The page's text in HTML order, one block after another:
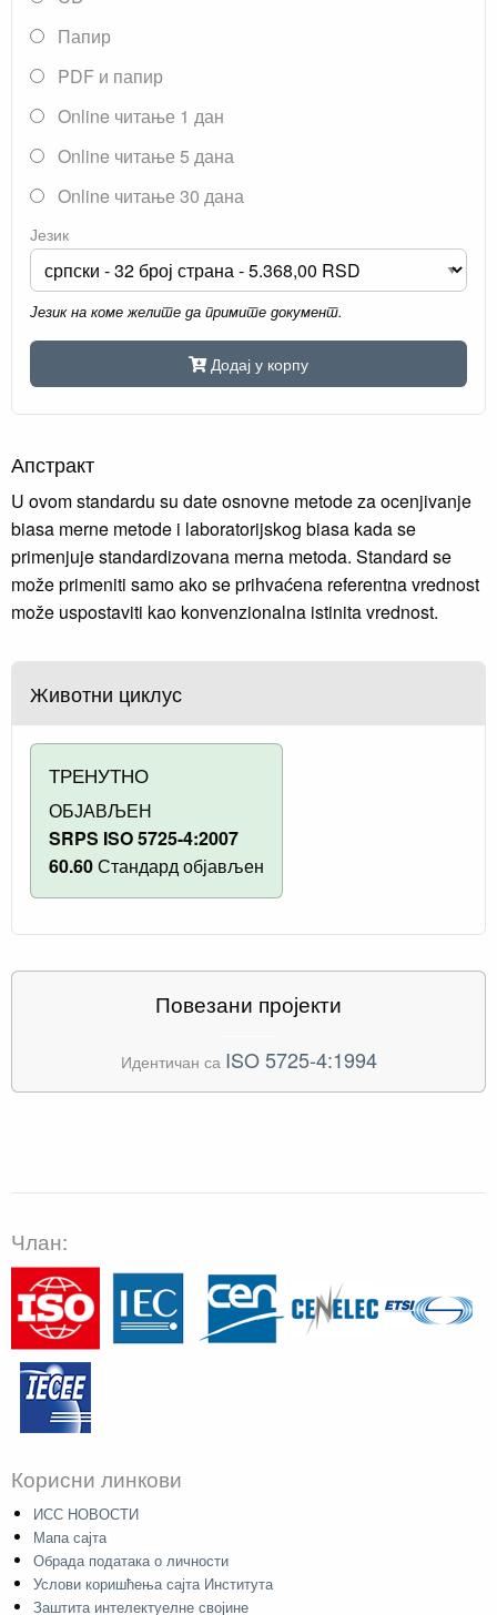
Папир
PDF и папир
Online читање 1 дан
Online читање 5 дана
Online читање 30 дана
Језик
Језик на коме желите да примите документ.
Додај у корпу
Апстракт
U ovom standardu su date osnovne metode za ocenjivanje
biasa merne metode i laboratorijskog biasa kada se
primenjuje standardizovana merna metoda. Standard se
može primeniti samo ako se prihvaćena referentna vrednost
može uspostaviti kao konvenzionalna istinita vrednost.
Животни циклус
ТРЕНУТНО
ОБЈАВЉЕН
SRPS ISO 5725-4:2007
60.60Стандард објављен
Повезани пројекти
Идентичан са ISO 5725-4:1994
Члан:
Корисни линкови
ИСС НОВОСТИ
Мапа сајта
Обрада података о личности
Услови коришћења сајта Института
Заштита интелектуелне својине